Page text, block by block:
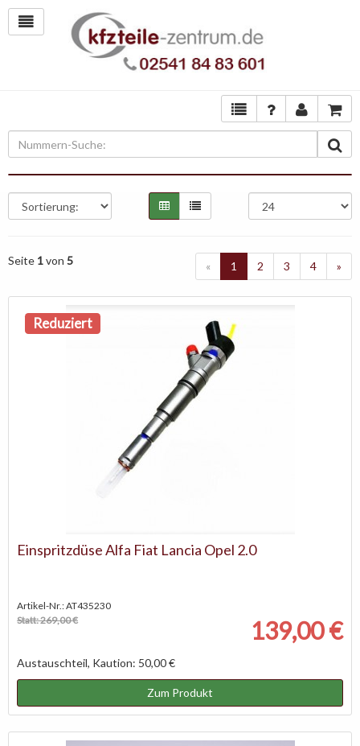
Seite 1von 5 « 1 2 3 4 »
Reduziert
Einspritzdüse Alfa Fiat Lancia Opel 2.0
Artikel-Nr.: AT435230
Statt: 269,00 €
139,00 €
Austauschteil, Kaution: 50,00 €
Zum Produkt